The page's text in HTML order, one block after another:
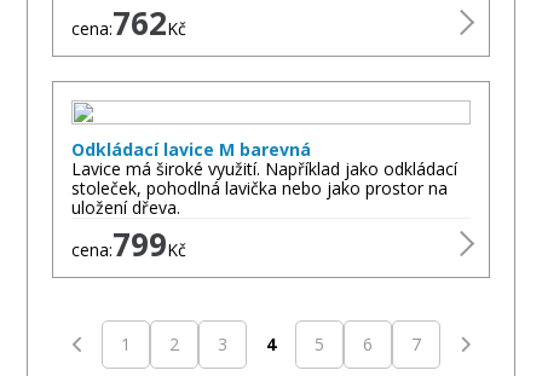
cena:762Kč
Odkládací lavice M barevná
Lavice má široké využití. Například jako odkládací
stoleček, pohodlná lavička nebo jako prostor na
uložení dřeva.
cena:799Kč
1 2 3 4 5 6 7